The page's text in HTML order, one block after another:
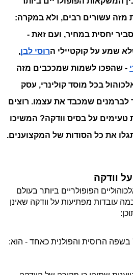
שמע על קוקטיילי הרוסי לבן
-
את כל הסודות של המקצוענים.